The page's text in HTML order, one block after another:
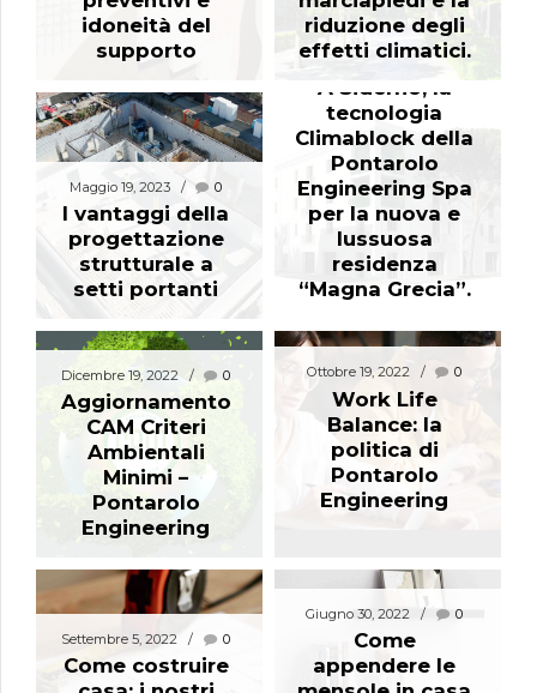
idoneità del
supporto
riduzione degli
effetti climatici.
Maggio 19, 2023 0
I vantaggi della
progettazione
strutturale a
setti portanti
Aprile 28, 2023 0
A Siderno, la
tecnologia
Climablock della
Pontarolo
Engineering Spa
per la nuova e
lussuosa
residenza
“Magna Grecia”.
Dicembre 19, 2022 0
Aggiornamento
CAM Criteri
Ambientali
Minimi –
Pontarolo
Engineering
Ottobre 19, 2022 0
Work Life
Balance: la
politica di
Pontarolo
Engineering
Settembre 5, 2022 0
Come costruire
Giugno 30, 2022 0
Come
appendere le